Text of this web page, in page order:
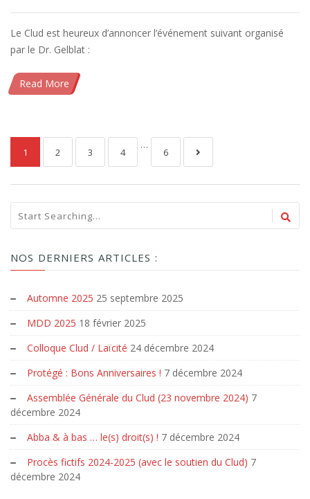
Le Clud est heureux d’annoncer l’événement suivant organisé
par le Dr. Gelblat :
Read More
1 2 3 4
…
6
NOS DERNIERS ARTICLES :
Automne 2025 25 septembre 2025
MDD 2025 18 février 2025
Colloque Clud / Laïcité 24 décembre 2024
Protégé : Bons Anniversaires ! 7 décembre 2024
Assemblée Générale du Clud (23 novembre 2024) 7
décembre 2024
Abba & à bas … le(s) droit(s) ! 7 décembre 2024
Procès fictifs 2024-2025 (avec le soutien du Clud) 7
décembre 2024